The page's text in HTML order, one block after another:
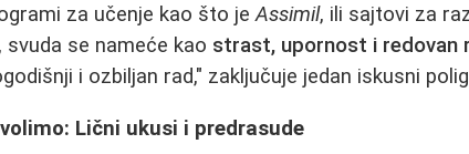
za učenje kao što jeAssimil, ili sajtovi za
se nameće kao strast, upornost i redovan
i ozbiljan rad," zaključuje jedan iskusni
Lični ukusi i predrasude